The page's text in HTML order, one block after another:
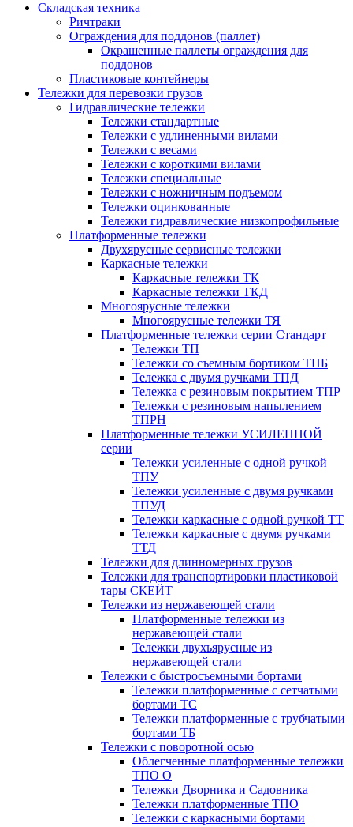
Складская техника
Ричтраки
Ограждения для поддонов (паллет)
Окрашенные паллеты ограждения для
поддонов
Пластиковые контейнеры
Тележки для перевозки грузов
Гидравлические тележки
Тележки стандартные
Тележки с удлиненными вилами
Тележки с весами
Тележки с короткими вилами
Тележки специальные
Тележки с ножничным подъемом
Тележки оцинкованные
Тележки гидравлические низкопрофильные
Платформенные тележки
Двухярусные сервисные тележки
Каркасные тележки
Каркасные тележки ТК
Каркасные тележки ТКД
Многоярусные тележки
Многоярусные тележки ТЯ
Платформенные тележки серии Стандарт
Тележки ТП
Тележки со съемным бортиком ТПБ
Тележка с двумя ручками ТПД
Тележка с резиновым покрытием ТПР
Тележки с резиновым напылением
ТПРН
Платформенные тележки УСИЛЕННОЙ
серии
Тележки усиленные с одной ручкой
ТПУ
Тележки усиленные с двумя ручками
ТПУД
Тележки каркасные с одной ручкой ТТ
Тележки каркасные с двумя ручками
ТТД
Тележки для длинномерных грузов
Тележки для транспортировки пластиковой
тары СКЕЙТ
Тележки из нержавеющей стали
Платформенные тележки из
нержавеющей стали
Тележки двухъярусные из
нержавеющей стали
Тележки с быстросъемными бортами
Тележки платформенные с сетчатыми
бортами ТС
Тележки платформенные с трубчатыми
бортами ТБ
Тележки с поворотной осью
Облегченные платформенные тележки
ТПО О
Тележки Дворника и Садовника
Тележки платформенные ТПО
Тележки с каркасными бортами